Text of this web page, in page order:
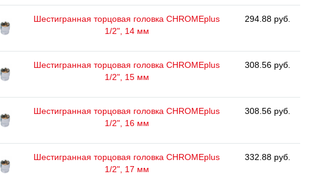
Шестигранная торцовая головка CHROMEplus
1/2", 14 мм
294.88 руб.
Шестигранная торцовая головка CHROMEplus
1/2", 15 мм
308.56 руб.
Шестигранная торцовая головка CHROMEplus
1/2", 16 мм
308.56 руб.
Шестигранная торцовая головка CHROMEplus
1/2", 17 мм
332.88 руб.